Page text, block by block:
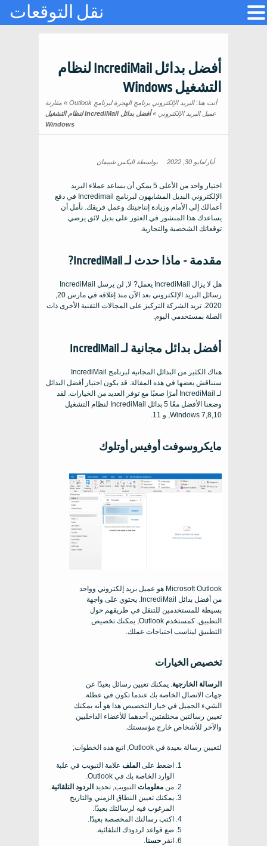
أفضل بدائل IncrediMail لنظام
التشغيل Windows
أنت هنا:البريد الإلكتروني برنامج الهجرة لبرنامج Outlook » مقارنة
عميل البريد الإلكتروني »
أفضل بدائل IncrediMail لنظام التشغيل
Windows
أيار/مايو 30, 2022 بواسطةاليكس شيبمان
اختيار واحد من الأعلى 5 يمكن أن يساعد عملاء البريد
الإلكتروني البديل المشابهون لبرنامج Incredimail في دفع
أعمالك إلى الأمام وزيادة إنتاجيتك وعمل فريقك. نأمل أن
يساعدك هذا المنشور في العثور على بديل لائق يرضي
توقعاتك الشخصية والتجارية.
مقدمة - ماذا حدث لـ IncrediMail?
هل لا يزال IncrediMail يعمل? لا, لن يرسل IncrediMail
رسائل البريد الإلكتروني بعد الآن منذ إغلاقه في مارس 20,
2020. تريد الشركة التركيز على المجالات التقنية الأخرى ذات
الصلة بمستخدمي اليوم.
أفضل بدائل مجانية لـ IncrediMail
هناك الكثير من البدائل المجانية لبرنامج IncrediMail.
سنناقش بعضها في هذه المقالة. قد يكون اختيار أفضل البدائل
لـ IncrediMail أمرًا صعبًا مع توفر العديد من الخيارات. لقد
وضعنا الأفضل معًا 5 بدائل IncrediMail لنظام التشغيل
Windows 7,8,10, و 11.
مايكروسوفت أوفيس أوتلوك
Microsoft Outlook هو عميل بريد إلكتروني وواحد
من أفضل بدائل IncrediMail. يحتوي على واجهة
بسيطة للمستخدمين للتنقل في طريقهم حول
التطبيق. كمستخدم Outlook, يمكنك تخصيص
التطبيق ليناسب احتياجات عملك.
تخصيص الخيارات
الرسالة الخارجية. يمكنك تعيين رسائل بعيدًا عن
جهات الاتصال الخاصة بك عندما تكون في عطلة.
الشيء الجميل في خيار التخصيص هذا هو أنه يمكنك
تعيين رسالتين مختلفتين, أحدهما للأعضاء الداخليين
والآخر للأشخاص خارج مؤسستك.
لتعيين رسالة بعيدة في Outlook, اتبع هذه الخطوات;
اضغط على الملف علامة التبويب في علبة
الوارد الخاصة بك في Outlook.
من معلومات التبويب, تحديد الردود التلقائية.
يمكنك تعيين النطاق الزمني والتاريخ
المرغوب فيه لرسالتك بعيدًا.
اكتب رسالتك المخصصة بعيدًا.
ضع قواعد لردودك التلقائية.
انقر حسنا.
نقل التوقعات